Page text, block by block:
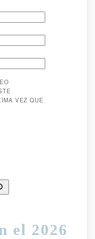
VEZ QUE
el 2026